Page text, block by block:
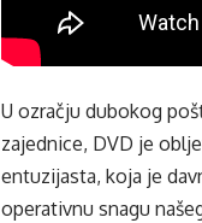
U ozračju dubokog
zajednice, DVD je
entuzijasta, koja je
operativnu snagu